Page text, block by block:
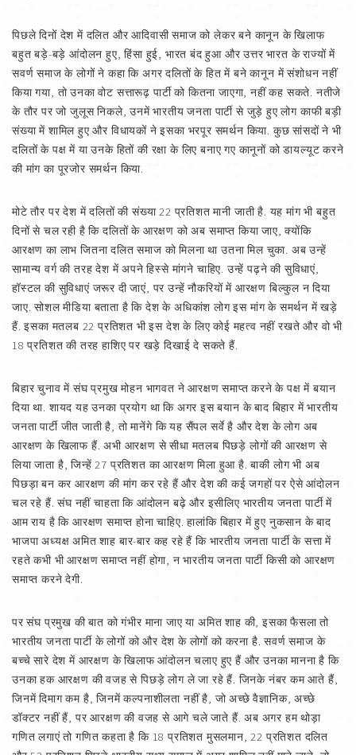
पिछले दिनों देश में दलित और आदिवासी समाज को लेकर बने कानून के खिलाफ
बहुत बड़े-बड़े आंदोलन हुए, हिंसा हुई, भारत बंद हुआ और उत्तर भारत के राज्यों में
सवर्ण समाज के लोगों ने कहा कि अगर दलितों के हित में बने कानून में संशोधन नहीं
किया गया, तो उनका वोट सत्तारूढ़ पार्टी को कितना जाएगा, नहीं कह सकते. नतीजे
के तौर पर जो जुलूस निकले, उनमें भारतीय जनता पार्टी से जुड़े हुए लोग काफी बड़ी
संख्या में शामिल हुए और विधायकों ने इसका भरपूर समर्थन किया. कुछ सांसदों ने भी
दलितों के पक्ष में या उनके हितों की रक्षा के लिए बनाए गए कानूनों को डायल्यूट करने
की मांग का पूरजोर समर्थन किया.
मोटे तौर पर देश में दलितों की संख्या 22 प्रतिशत मानी जाती है. यह मांग भी बहुत
दिनों से चल रही है कि दलितों के आरक्षण को अब समाप्त किया जाए, क्योंकि
आरक्षण का लाभ जितना दलित समाज को मिलना था उतना मिल चुका. अब उन्हें
सामान्य वर्ग की तरह देश में अपने हिस्से मांगने चाहिए. उन्हें पढ़ने की सुविधाएं,
हॉस्टल की सुविधाएं जरूर दी जाएं, पर उन्हें नौकरियों में आरक्षण बिल्कुल न दिया
जाए. सोशल मीडिया बताता है कि देश के अधिकांश लोग इस मांग के समर्थन में खड़े
हैं. इसका मतलब 22 प्रतिशत भी इस देश के लिए कोई महत्व नहीं रखते और वो भी
18 प्रतिशत की तरह हाशिए पर खड़े दिखाई दे सकते हैं.
बिहार चुनाव में संघ प्रमुख मोहन भागवत ने आरक्षण समाप्त करने के पक्ष में बयान
दिया था. शायद यह उनका प्रयोग था कि अगर इस बयान के बाद बिहार में भारतीय
जनता पार्टी जीत जाती है, तो मानेंगे कि यह सैंपल सर्वे है और देश के लोग अब
आरक्षण के खिलाफ हैं. अभी आरक्षण से सीधा मतलब पिछड़े लोगों की आरक्षण से
लिया जाता है, जिन्हें 27 प्रतिशत का आरक्षण मिला हुआ है. बाकी लोग भी अब
पिछड़ा बन कर आरक्षण की मांग कर रहे हैं और देश की कई जगहों पर ऐसे आंदोलन
चल रहे हैं. संघ नहीं चाहता कि आंदोलन बढ़े और इसीलिए भारतीय जनता पार्टी में
आम राय है कि आरक्षण समाप्त होना चाहिए. हालांकि बिहार में हुए नुकसान के बाद
भाजपा अध्यक्ष अमित शाह बार-बार कह रहे हैं कि भारतीय जनता पार्टी के सत्ता में
रहते कभी भी आरक्षण समाप्त नहीं होगा, न भारतीय जनता पार्टी किसी को आरक्षण
समाप्त करने देगी.
पर संघ प्रमुख की बात को गंभीर माना जाए या अमित शाह की, इसका फैसला तो
भारतीय जनता पार्टी के लोगों को और देश के लोगों को करना है. सवर्ण समाज के
बच्चे सारे देश में आरक्षण के खिलाफ आंदोलन चलाए हुए हैं और उनका मानना है कि
उनका हक आरक्षण की वजह से पिछड़े लोग ले जा रहे हैं. जिनके नंबर कम आते हैं,
जिनमें दिमाग कम है, जिनमें कल्पनाशीलता नहीं है, जो अच्छे वैज्ञानिक, अच्छे
डॉक्टर नहीं हैं, पर आरक्षण की वजह से आगे चले जाते हैं. अब अगर हम थोड़ा
गणित लगाएं तो गणित कहता है कि 18 प्रतिशत मुसलमान, 22 प्रतिशत दलित